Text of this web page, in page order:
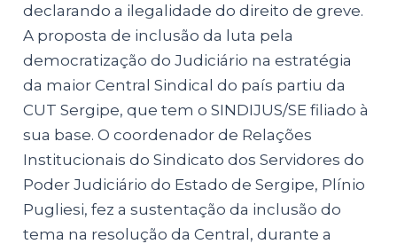
declarando a ilegalidade do direito de greve.
A proposta de inclusão da luta pela
democratização do Judiciário na estratégia
da maior Central Sindical do país partiu da
CUT Sergipe, que tem o SINDIJUS/SE filiado à
sua base. O coordenador de Relações
Institucionais do Sindicato dos Servidores do
Poder Judiciário do Estado de Sergipe, Plínio
Pugliesi, fez a sustentação da inclusão do
tema na resolução da Central, durante a